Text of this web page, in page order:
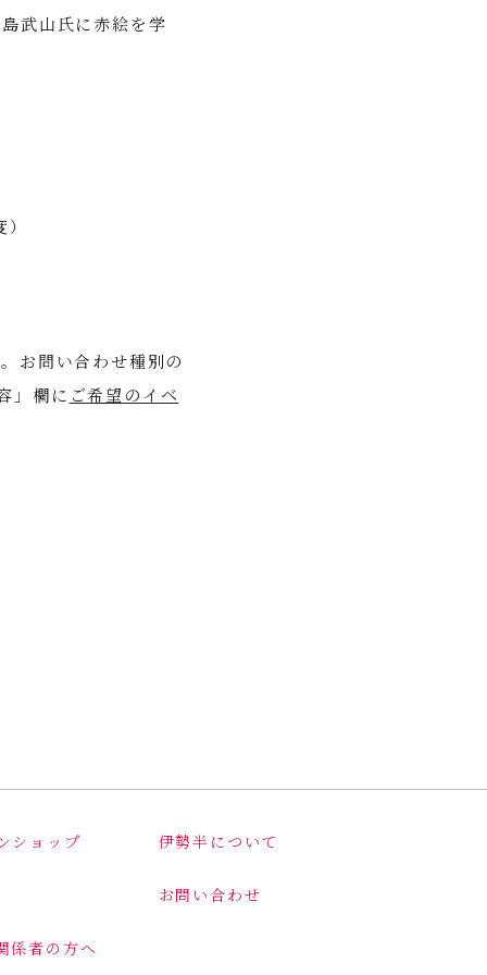
武山氏に赤絵を学
お問い合わせ種別の
」欄に ご希望のイベ
ショップ
係者の方へ
伊勢半について
お問い合わせ